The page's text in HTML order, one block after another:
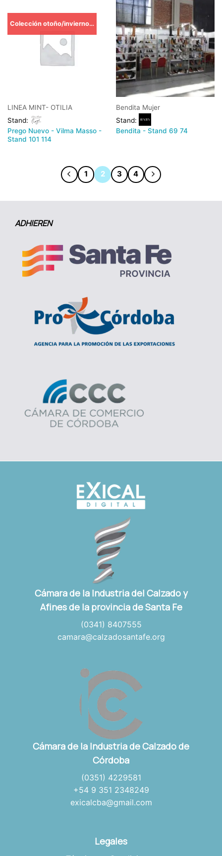
Colección otoño/invierno TRIBECA-
LINEA MINT- OTILIA
Stand:
Prego Nuevo - Vilma Masso -
Stand 101 114
Bendita Mujer
Stand:
Bendita - Stand 69 74
1 2 3 4
ADHIEREN
Cámara de la Industria del Calzado y
Afines de la provincia de Santa Fe
(0341) 8407555
camara@calzadosantafe.org
Cámara de la Industria de Calzado de
Córdoba
(0351) 4229581
+54 9 351 2348249
exicalcba@gmail.com
Legales